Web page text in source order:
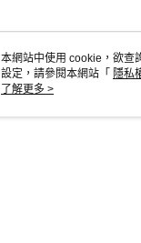
本網站中使用 cookie，欲查
設定，請參閱本網站「 隱私
使用 cookie。
了解更多 >